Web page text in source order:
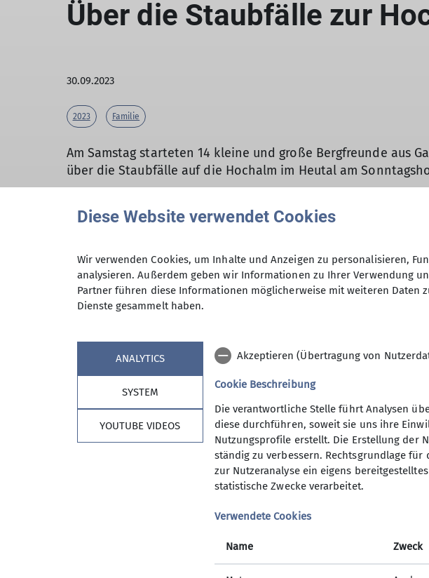
Über die Staubfälle zur
30.09.2023
2023 Familie
Am Samstag starteten 14 kleine und große Bergfreunde aus
über die Staubfälle auf die Hochalm im Heutal am
entlang, über die Grenze nach Österreich ins beschauliche
Hochalm, die Sommer wie Winter schon allein wegen der
der auf identischer Route erfolgte, gab es dann noch ein
Diese Website verwendet Cookies
Wir verwenden Cookies, um Inhalte und Anzeigen zu personalisieren,
analysieren. Außerdem geben wir Informationen zu Ihrer Verwendung
Partner führen diese Informationen möglicherweise mit weiteren Daten
Dienste gesammelt haben.
ANALYTICS
SYSTEM
YOUTUBE VIDEOS
Akzeptieren (Übertragung von
Cookie Beschreibung
Die verantwortliche Stelle führt Analysen
diese durchführen, soweit sie uns ihre
Nutzungsprofile erstellt. Die Erstellung der
ständig zu verbessern. Rechtsgrundlage für
zur Nutzeranalyse ein eigens
statistische Zwecke verarbeitet.
Verwendete Cookies
Name Zweck